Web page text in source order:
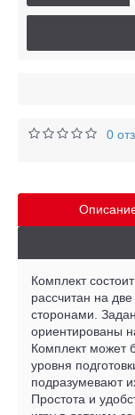
0
Комплект
рассчитан на
сторонами.
ориентированы
Комплект может
уровня
подразумевают
Простота и